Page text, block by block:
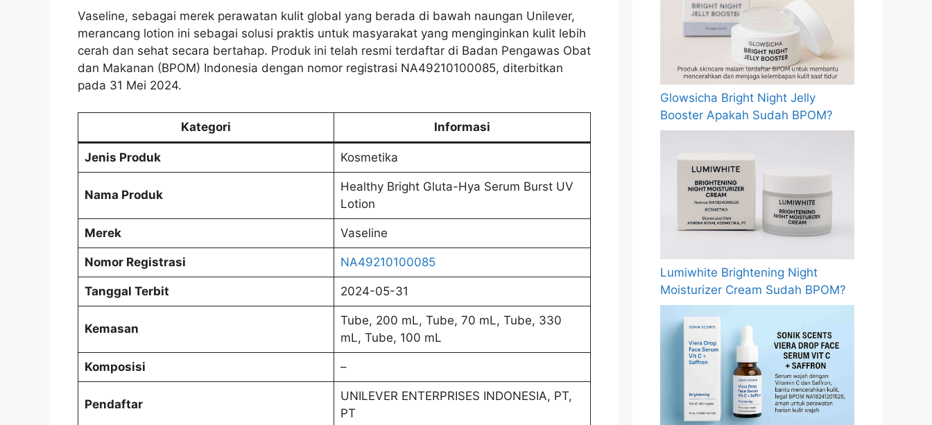
Vaseline, sebagai merek perawatan kulit global yang berada di bawah naungan Unilever,
merancang lotion ini sebagai solusi praktis untuk masyarakat yang menginginkan kulit lebih
cerah dan sehat secara bertahap. Produk ini telah resmi terdaftar di Badan Pengawas Obat
dan Makanan (BPOM) Indonesia dengan nomor registrasi NA49210100085, diterbitkan
pada 31 Mei 2024.
Kategori Informasi
Jenis Produk Kosmetika
Nama Produk
Healthy Bright Gluta-Hya Serum Burst UV
Lotion
Merek Vaseline
Nomor Registrasi NA49210100085
Tanggal Terbit 2024-05-31
Kemasan
Tube, 200 mL, Tube, 70 mL, Tube, 330
mL, Tube, 100 mL
Komposisi –
Pendaftar
UNILEVER ENTERPRISES INDONESIA, PT,
PT
Glowsicha Bright Night Jelly
Booster Apakah Sudah BPOM?
Lumiwhite Brightening Night
Moisturizer Cream Sudah BPOM?